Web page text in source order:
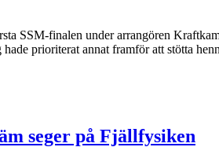
SSM-finalen under arrangören
prioriterat annat framför att stötta
seger på Fjällfysiken